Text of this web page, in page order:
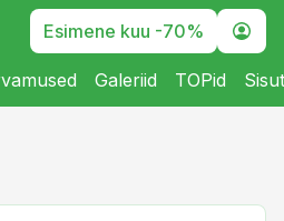
Esimene kuu -70%
Galeriid TOPid